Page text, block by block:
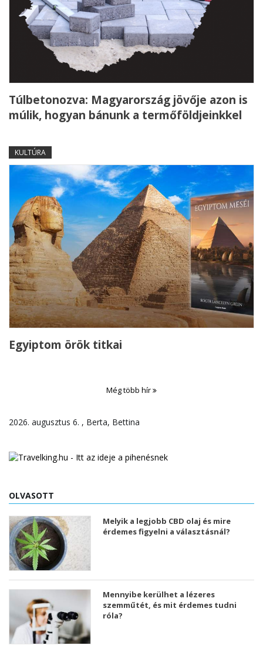
Túlbetonozva: Magyarország jövője azon is
múlik, hogyan bánunk a termőföldjeinkkel
KULTÚRA
Egyiptom örök titkai
Még több hír
2026. augusztus 6. , Berta, Bettina
OLVASOTT
Melyik a legjobb CBD olaj és mire
érdemes figyelni a választásnál?
Mennyibe kerülhet a lézeres
szemműtét, és mit érdemes tudni
róla?